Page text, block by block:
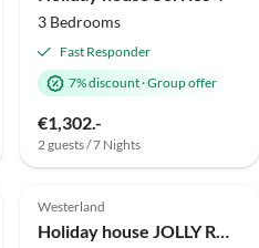
3 Bedrooms
Fast Responder
7% discount·Group offer
€1,302.-
2 guests / 7 Nights
5.0 (3)
Westerland
Holiday house JOLLY ROGER